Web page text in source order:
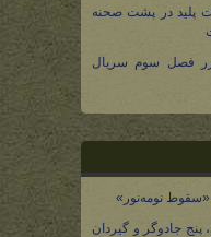
پلید در پشت صحنه
فصل سوم سریال
پنج جادوگر و گیردان